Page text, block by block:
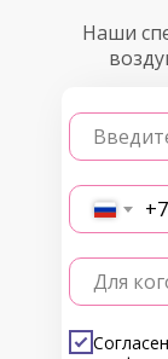
Наши
+7
Для